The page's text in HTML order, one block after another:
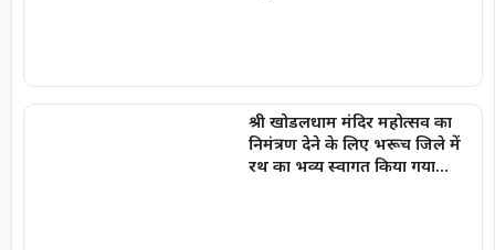
श्री खोडलधाम मंदिर महोत्सव का
निमंत्रण देने के लिए भरूच जिले में
रथ का भव्य स्वागत किया गया…